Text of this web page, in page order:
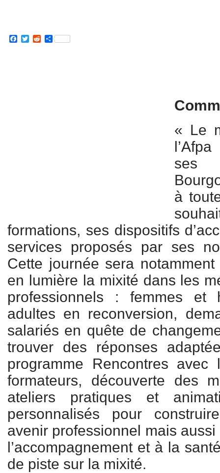
Facebook
TwitterRedditPartager
« Le
à
formations, ses dispositifs
services proposés par ses
Cette journée sera notamment
en lumière la mixité dans les
professionnels : femmes et
adultes en reconversion,
salariés en quête de
trouver des réponses
programme Rencontres
formateurs, découverte des
ateliers pratiques et
personnalisés pour
avenir professionnel mais
l’accompagnement et à la
de piste sur la mixité.